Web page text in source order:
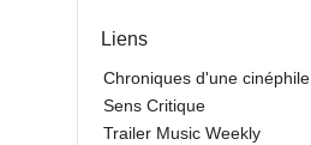
Liens
Chroniques d'une cinéphile
Sens Critique
Trailer Music Weekly